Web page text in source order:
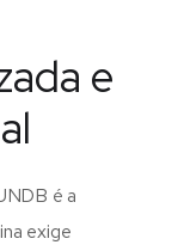
e
é a
exige